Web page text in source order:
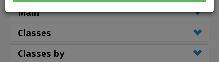
Main
Classes
Classes by